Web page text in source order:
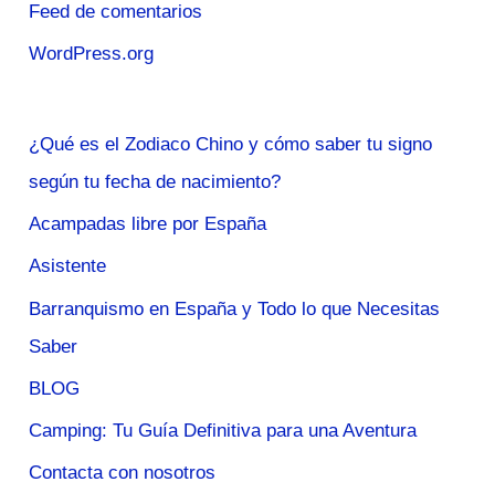
Feed de comentarios
WordPress.org
¿Qué es el Zodiaco Chino y cómo saber tu signo
según tu fecha de nacimiento?
Acampadas libre por España
Asistente
Barranquismo en España y Todo lo que Necesitas
Saber
BLOG
Camping: Tu Guía Definitiva para una Aventura
Contacta con nosotros